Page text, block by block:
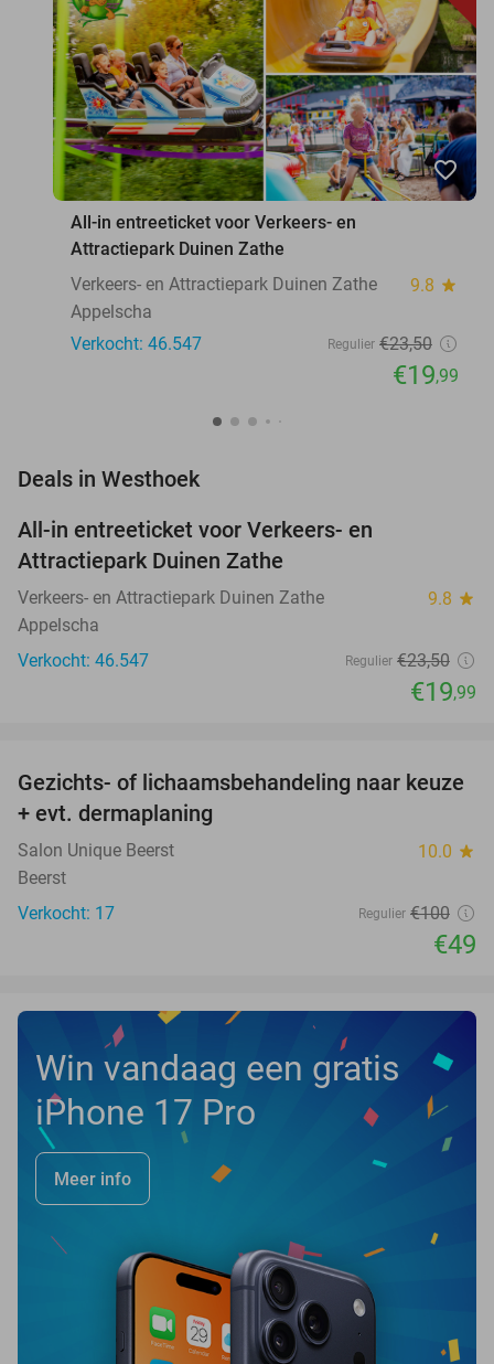
favorite_border
All-in entreeticket voor Verkeers- en
Attractiepark Duinen Zathe
Verkeers- en Attractiepark Duinen Zathe
9.8 star
Appelscha
Verkocht: 46.547
Regulier €23,50
€19,99
Deals in Westhoek
All-in entreeticket voor Verkeers- en
Attractiepark Duinen Zathe
Verkeers- en Attractiepark Duinen Zathe 9.8 star
Appelscha
Verkocht: 46.547
Regulier €23,50
€19,99
51%
Gezichts- of lichaamsbehandeling naar keuze
+ evt. dermaplaning
Salon Unique Beerst 10.0 star
Beerst
Verkocht: 17
Regulier €100
€49
Win vandaag een gratis
iPhone 17 Pro
Meer info